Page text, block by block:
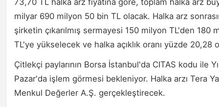
milyar 690 milyon 50 bin TL olacak. Halka arz
şirketin çıkarılmış sermayesi 150 milyon TL'den 180
TL'ye yükselecek ve halka açıklık oranı yüzde 20,28
Çitlekçi paylarının Borsa İstanbul'da CITAS kodu ile
Pazar'da işlem görmesi bekleniyor. Halka arzı Tera
Menkul Değerler A.Ş. gerçekleştirecek.